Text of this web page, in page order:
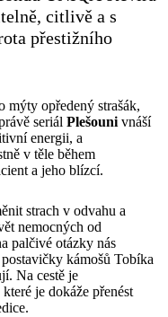
citlivě a s
přestižního
mýty opředený strašák,
seriál Plešouni vnáší
energii, a
v těle během
a jeho blízcí.
strach v odvahu a
nemocných od
palčivé otázky nás
kámošů Tobíka
. Na cestě je
je dokáže přenést